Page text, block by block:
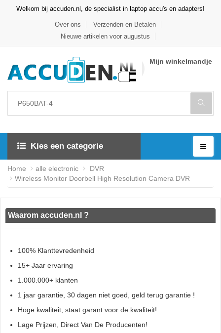
Welkom bij accuden.nl, de specialist in laptop accu's en adapters!
Over ons
Verzenden en Betalen
Nieuwe artikelen voor augustus
Mijn winkelmandje
Kies een categorie
Home alle electronic
DVR
Wireless Monitor Doorbell High Resolution Camera DVR
Waarom accuden.nl ?
100% Klanttevredenheid
15+ Jaar ervaring
1.000.000+ klanten
1 jaar garantie, 30 dagen niet goed, geld terug garantie !
Hoge kwaliteit, staat garant voor de kwaliteit!
Lage Prijzen, Direct Van De Producenten!